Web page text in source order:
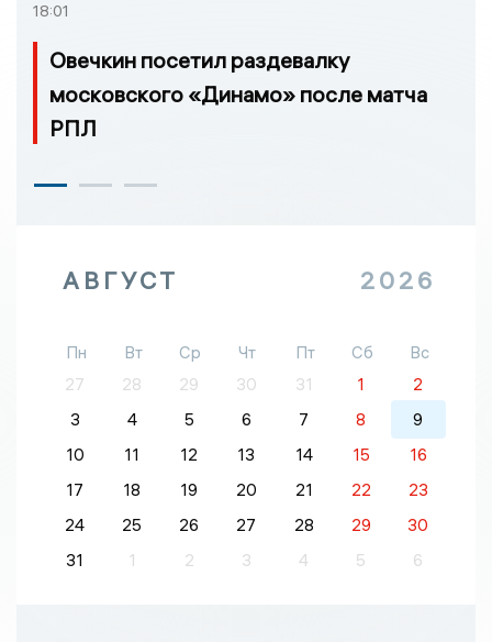
18:01
Овечкин посетил раздевалку
московского «Динамо» после матча
РПЛ
АВГУСТ 2026
Пн Вт Ср Чт Пт Сб
Вс
27
28 29 30 31 1
2
3
4 5 6 7 8
9
10
11 12 13 14 15
16
17
18 19 20 21 22
23
24
25 26 27 28 29
30
31
1 2 3 4 5 6